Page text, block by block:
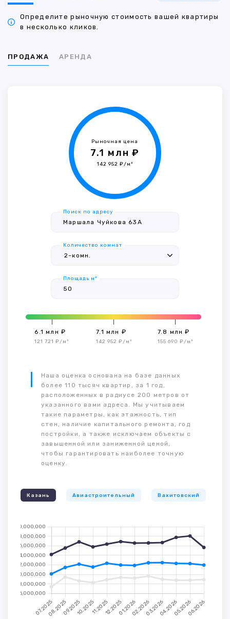
Определите рыночную стоимость вашей квартиры
в несколько кликов.
ПРОДАЖА АРЕНДА
Рыночная цена
7.1 млн ₽
142 952 ₽/м²
Поиск по адресу
Количество комнат
Площадь м²
6.1 млн ₽
121 721 ₽/м²
7.1 млн ₽
142 952 ₽/м²
7.8 млн ₽
155 690 ₽/м²
Наша оценка основана на базе данных
более 110 тысяч квартир, за 1 год,
расположенных в радиусе 200 метров от
указанного вами адреса. Мы учитываем
такие параметры, как этажность, тип
стен, наличие капитального ремонта, год
постройки, а также исключаем объекты с
завышенной или заниженной ценой,
чтобы гарантировать наиболее точную
оценку.
Казань Авиастроительный Вахитовский